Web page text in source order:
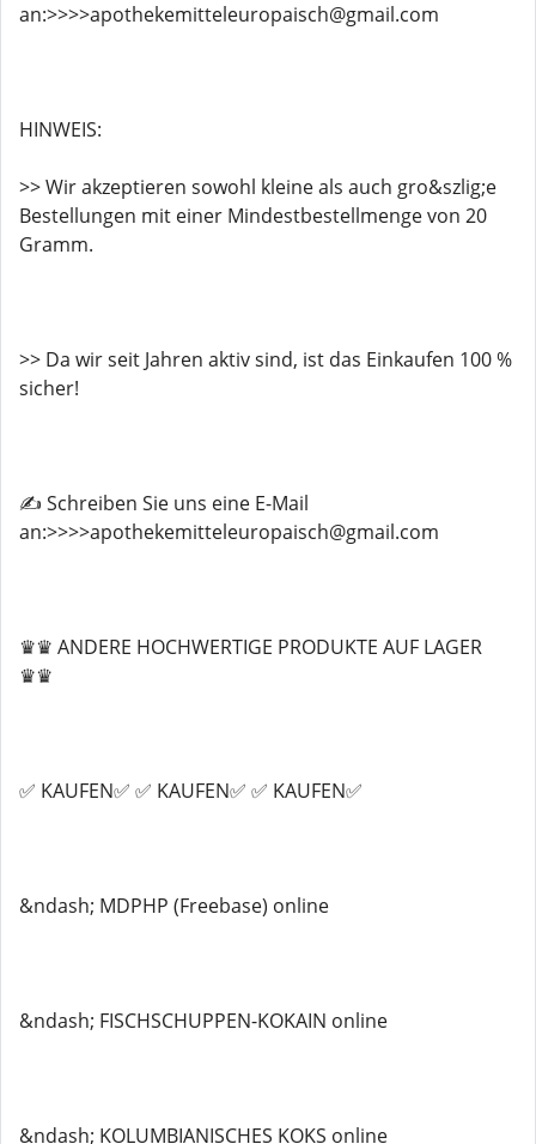
an:>>>>apothekemitteleuropaisch@gmail.com
HINWEIS:
>> Wir akzeptieren sowohl kleine als auch gro&szlig;e
Bestellungen mit einer Mindestbestellmenge von 20
Gramm.
>> Da wir seit Jahren aktiv sind, ist das Einkaufen 100 %
sicher!
✍️ Schreiben Sie uns eine E-Mail
an:>>>>apothekemitteleuropaisch@gmail.com
♛♛ ANDERE HOCHWERTIGE PRODUKTE AUF LAGER
♛♛
✅ KAUFEN✅ ✅ KAUFEN✅ ✅ KAUFEN✅
&ndash; MDPHP (Freebase) online
&ndash; FISCHSCHUPPEN-KOKAIN online
&ndash; KOLUMBIANISCHES KOKS online